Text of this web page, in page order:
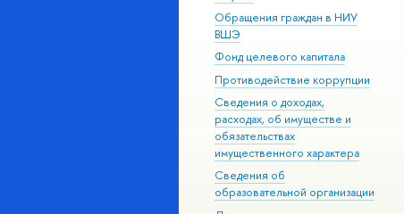
Обращения граждан в НИУ
ВШЭ
Фонд целевого капитала
Противодействие коррупции
Сведения о доходах,
расходах, об имуществе и
обязательствах
имущественного характера
Сведения об
образовательной организации